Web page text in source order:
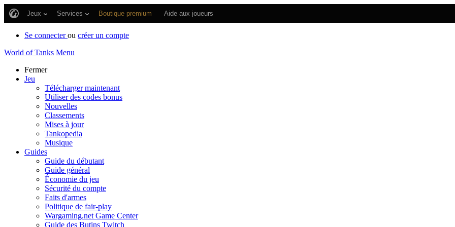
Jeux Services Boutique premium Aide aux joueurs
Se connecter ou créer un compte
World of Tanks Menu
Fermer
Jeu
Télécharger maintenant
Utiliser des codes bonus
Nouvelles
Classements
Mises à jour
Tankopedia
Musique
Guides
Guide du débutant
Guide général
Économie du jeu
Sécurité du compte
Faits d'armes
Politique de fair-play
Wargaming.net Game Center
Guide des Butins Twitch